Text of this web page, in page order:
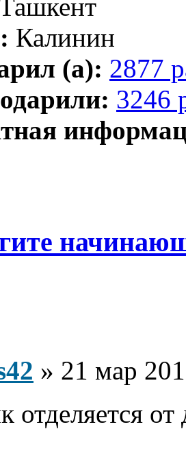
Калинин
(а): 2877
3246
» 21 мар
отделяется от